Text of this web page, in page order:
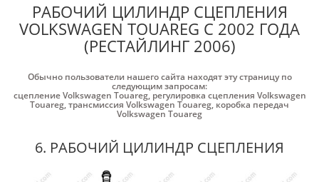
РАБОЧИЙ ЦИЛИНДР СЦЕПЛЕНИЯ
VOLKSWAGEN TOUAREG С 2002 ГОДА
(РЕСТАЙЛИНГ 2006)
Обычно пользователи нашего сайта находят эту страницу по
следующим запросам:
сцепление Volkswagen Touareg, регулировка сцепления Volkswagen
Touareg,трансмиссия Volkswagen Touareg, коробка передач
Volkswagen Touareg
6. РАБОЧИЙ ЦИЛИНДР СЦЕПЛЕНИЯ